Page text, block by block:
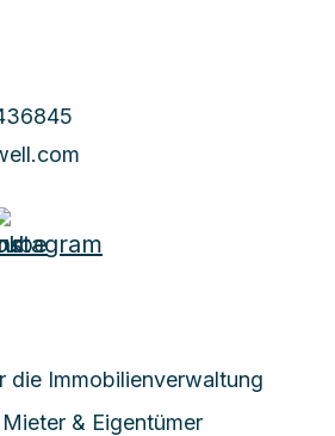
die Immobilienverwaltung
& Eigentümer